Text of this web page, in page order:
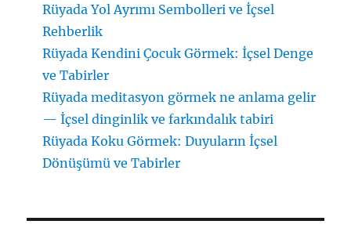
Rüyada Yol Ayrımı Sembolleri ve İçsel
Rehberlik
Rüyada Kendini Çocuk Görmek: İçsel Denge
ve Tabirler
Rüyada meditasyon görmek ne anlama gelir
— İçsel dinginlik ve farkındalık tabiri
Rüyada Koku Görmek: Duyuların İçsel
Dönüşümü ve Tabirler